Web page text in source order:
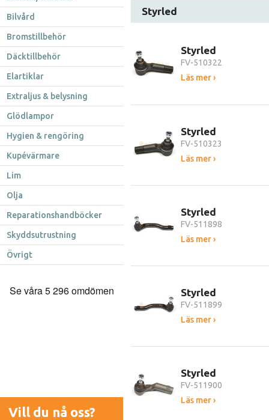
Bilvård
Bromstillbehör
Däcktillbehör
Elartiklar
Extraljus & belysning
Glödlampor
Hygien & rengöring
Kupévärmare
Lim
Olja
Reparationshandböcker
Skyddsutrustning
Övrigt
Vill du nå oss?
Styrled
Styrled
FV-510322
Läs mer ›
Styrled
FV-510323
Läs mer ›
Styrled
FV-511898
Läs mer ›
Styrled
FV-511899
Läs mer ›
Styrled
FV-511900
Läs mer ›